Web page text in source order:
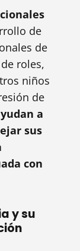
de
de
roles,
niños
de
a
sus
con
y su